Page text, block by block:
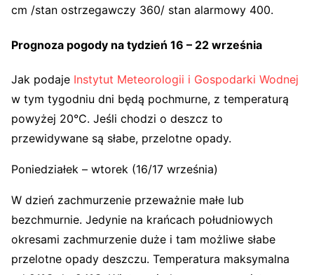
cm /stan ostrzegawczy 360/ stan alarmowy 400.
Prognoza pogody na tydzień 16 – 22 września
Jak podaje Instytut Meteorologii i Gospodarki Wodnej
w tym tygodniu dni będą pochmurne, z temperaturą
powyżej 20°C. Jeśli chodzi o deszcz to
przewidywane są słabe, przelotne opady.
Poniedziałek – wtorek (16/17 września)
W dzień zachmurzenie przeważnie małe lub
bezchmurnie. Jedynie na krańcach południowych
okresami zachmurzenie duże i tam możliwe słabe
przelotne opady deszczu. Temperatura maksymalna